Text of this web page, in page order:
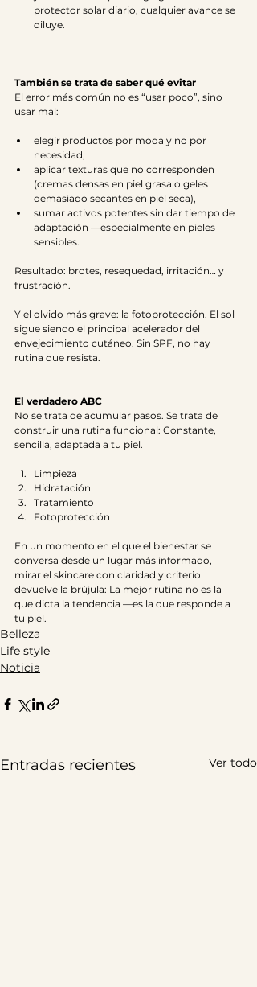
protector solar diario, cualquier avance se
diluye.
También se trata de saber qué evitar
El error más común no es “usar poco”, sino
usar mal:
elegir productos por moda y no por
necesidad,
aplicar texturas que no corresponden
(cremas densas en piel grasa o geles
demasiado secantes en piel seca),
sumar activos potentes sin dar tiempo de
adaptación —especialmente en pieles
sensibles.
Resultado: brotes, resequedad, irritación… y
frustración.
Y el olvido más grave: la fotoprotección. El sol
sigue siendo el principal acelerador del
envejecimiento cutáneo. Sin SPF, no hay
rutina que resista.
El verdadero ABC
No se trata de acumular pasos. Se trata de
construir una rutina funcional: Constante,
sencilla, adaptada a tu piel.
Limpieza
Hidratación
Tratamiento
Fotoprotección
En un momento en el que el bienestar se
conversa desde un lugar más informado,
mirar el skincare con claridad y criterio
devuelve la brújula: La mejor rutina no es la
que dicta la tendencia —es la que responde a
tu piel.
Belleza
Life style
Noticia
Entradas recientes Ver todo